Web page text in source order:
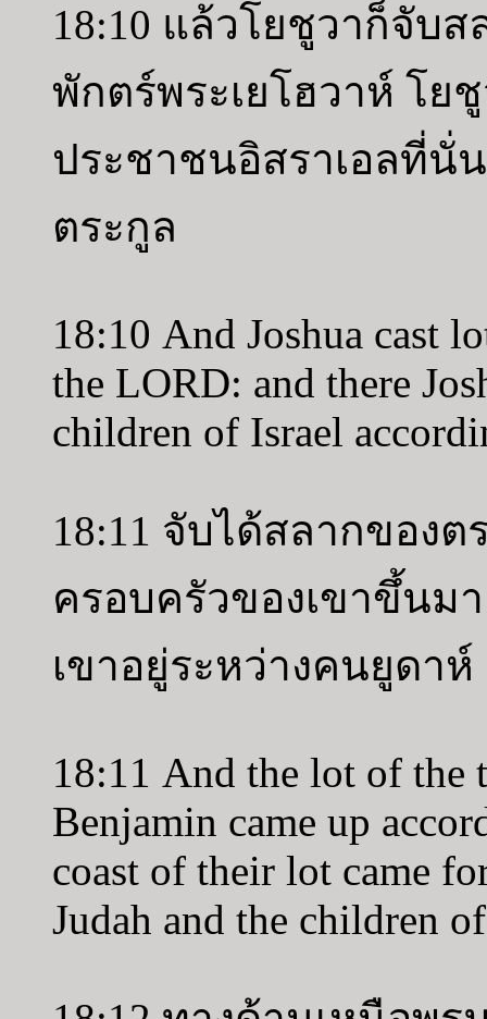
18:10 แล้วโยชูวาก็จับ
พักตร์พระเยโฮวาห์ โย
ประชาชนอิสราเอลที่นั่
ตระกูล
18:10 And Joshua cast
the LORD: and there
children of Israel
18:11 จับได้สลากของ
ครอบครัวของเขาขึ้นม
เขาอยู่ระหว่างคนยูดา
18:11 And the lot of the
Benjamin came up
coast of their lot came
Judah and the children